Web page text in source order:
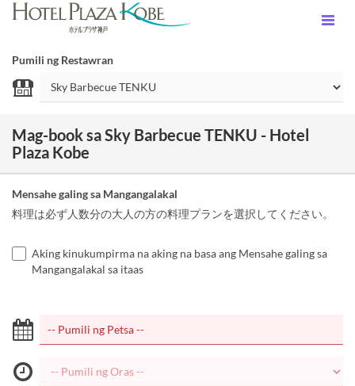
Pumili ng Restawran
Mag-book sa Sky Barbecue TENKU - Hotel
Plaza Kobe
Mensahe galing sa Mangangalakal
料理は必ず人数分の大人の方の料理プランを選択してください。
Aking kinukumpirma na aking na basa ang Mensahe galing sa
Mangangalakal sa itaas